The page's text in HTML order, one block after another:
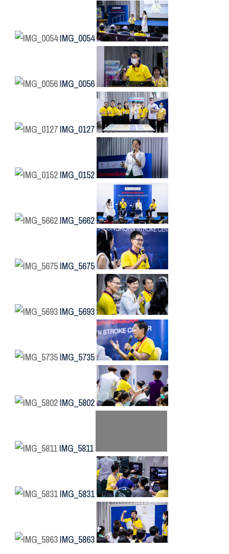
IMG_0054
IMG_0056
IMG_0127
IMG_0152
IMG_5662
IMG_5675
IMG_5693
IMG_5735
IMG_5802
IMG_5811
IMG_5831
IMG_5863